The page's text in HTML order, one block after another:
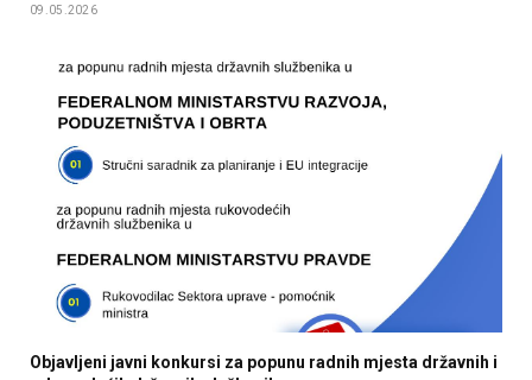
09.05.2026
Objavljeni javni konkursi za popunu radnih mjesta državnih i